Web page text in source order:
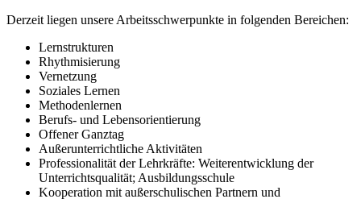
Derzeit liegen unsere Arbeitsschwerpunkte in folgenden Bereichen:
Lernstrukturen
Rhythmisierung
Vernetzung
Soziales Lernen
Methodenlernen
Berufs- und Lebensorientierung
Offener Ganztag
Außerunterrichtliche Aktivitäten
Professionalität der Lehrkräfte: Weiterentwicklung der
Unterrichtsqualität; Ausbildungsschule
Kooperation mit außerschulischen Partnern und